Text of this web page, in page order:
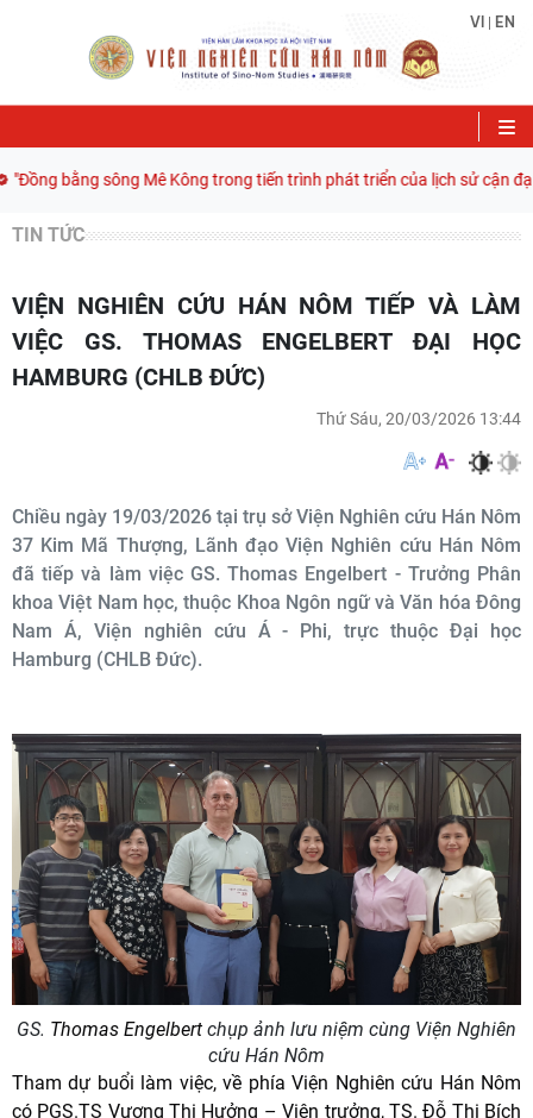
VI EN
bằng sông Mê Kông trong tiến trình phát triển của lịch sử cận đại
TIN TỨC
VIỆN NGHIÊN CỨU HÁN NÔM TIẾP VÀ LÀM
VIỆC GS. THOMAS ENGELBERT ĐẠI HỌC
HAMBURG (CHLB ĐỨC)
Thứ Sáu, 20/03/2026 13:44
Chiều ngày 19/03/2026 tại trụ sở Viện Nghiên cứu Hán Nôm
37 Kim Mã Thượng, Lãnh đạo Viện Nghiên cứu Hán Nôm
đã tiếp và làm việc GS. Thomas Engelbert - Trưởng Phân
khoa Việt Nam học, thuộc Khoa Ngôn ngữ và Văn hóa Đông
Nam Á, Viện nghiên cứu Á - Phi, trực thuộc Đại học
Hamburg (CHLB Đức).
GS. Thomas Engelbert chụp ảnh lưu niệm cùng Viện Nghiên
cứu Hán Nôm
Tham dự buổi làm việc, về phía Viện Nghiên cứu Hán Nôm
có PGS.TS Vương Thị Hưởng – Viện trưởng, TS. Đỗ Thị Bích